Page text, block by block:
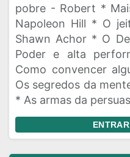
pobre - Robert *
Napoleon Hill * O
Shawn Achor * O
Poder e alta
Como convencer
Os segredos da
* As armas da